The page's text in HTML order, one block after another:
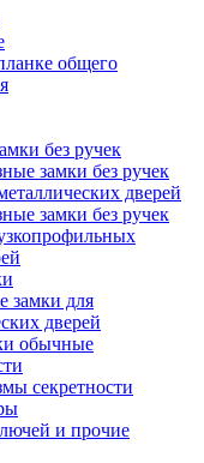
общего
без ручек
замки без ручек
дверей
замки без ручек
замки для
дверей
обычные
секретности
и прочие